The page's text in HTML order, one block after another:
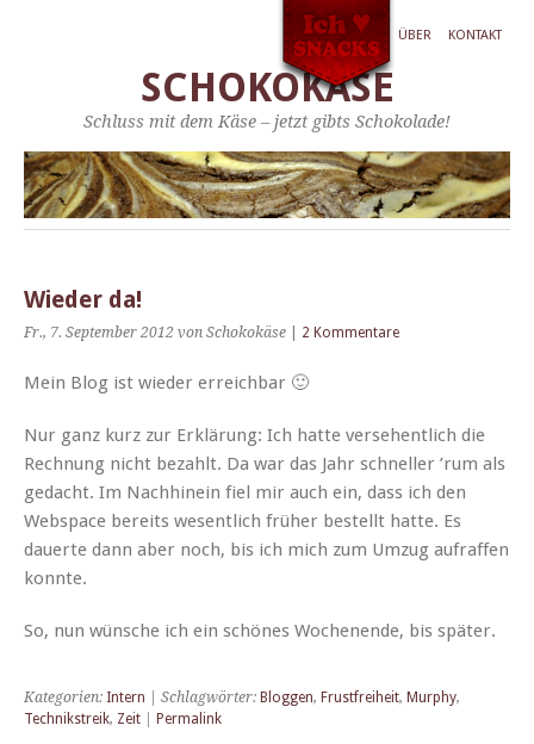
ÜBER KONTAKT
SCHOKOKÄSE
Schluss mit dem Käse – jetzt gibts Schokolade!
Wieder da!
Fr., 7. September 2012 von Schokokäse 2 Kommentare
Mein Blog ist wieder erreichbar 🙂
Nur ganz kurz zur Erk­lärung: Ich hat­te verse­hentlich die
Rech­nung nicht bezahlt. Da war das Jahr schneller ’rum als
gedacht. Im Nach­hinein fiel mir auch ein, dass ich den
Web­space bere­its wesentlich früher bestellt hat­te. Es
dauerte dann aber noch, bis ich mich zum Umzug aufraf­fen
konnte.
So, nun wün­sche ich ein schönes Woch­enende, bis später.
Kategorien: Intern | Schlagwörter: Bloggen, Frustfreiheit, Murphy,
Technikstreik, Zeit Permalink